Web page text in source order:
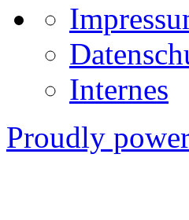
Internes
Proudly